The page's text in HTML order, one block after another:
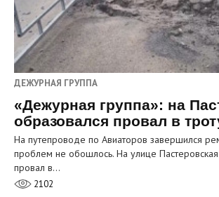
ДЕЖУРНАЯ ГРУППА
«Дежурная группа»: на
образовался провал в
На путепроводе по Авиаторов завершился
проблем не обошлось. На улице
провал в…
2102